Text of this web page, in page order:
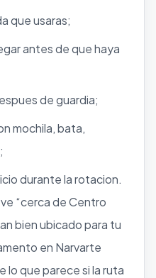
que usaras;
antes de que haya
de guardia;
mochila, bata,
durante la rotacion.
“cerca de Centro
bien ubicado para tu
en Narvarte
lo que parece si la ruta